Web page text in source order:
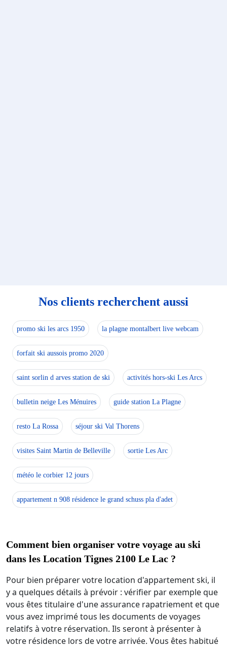
Nos clients recherchent aussi
promo ski les arcs 1950 la plagne montalbert live webcam
forfait ski aussois promo 2020
saint sorlin d arves station de ski activités hors-ski Les Arcs
bulletin neige Les Ménuires guide station La Plagne
resto La Rossa séjour ski Val Thorens
visites Saint Martin de Belleville sortie Les Arc
météo le corbier 12 jours
appartement n 908 résidence le grand schuss pla d'adet
Comment bien organiser votre voyage au ski
dans les Location Tignes 2100 Le Lac ?
Pour bien préparer votre location d'appartement ski, il
y a quelques détails à prévoir : vérifier par exemple que
vous êtes titulaire d'une assurance rapatriement et que
vous avez imprimé tous les documents de voyages
relatifs à votre réservation. Ils seront à présenter à
votre résidence lors de votre arrivée. Vous êtes habitué